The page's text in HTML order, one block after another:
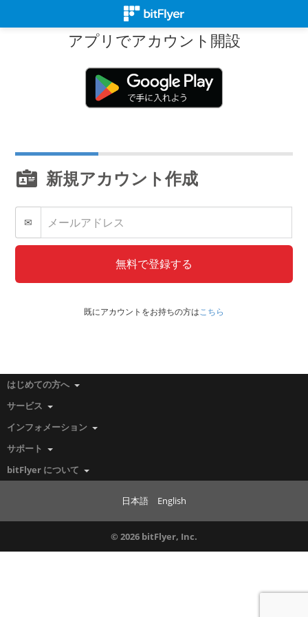
アプリでアカウント開設
新規アカウント作成
✉
無料で登録する
既にアカウントをお持ちの方はこちら
はじめての方へ
サービス
インフォメーション
サポート
bitFlyer について
日本語 English
© 2026 bitFlyer, Inc.